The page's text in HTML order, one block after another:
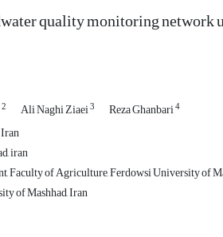
quality monitoring network
2 Ali Naghi Ziaei3 Reza Ghanbari4
iran
Faculty of Agriculture, Ferdowsi University of
of Mashhad, Iran